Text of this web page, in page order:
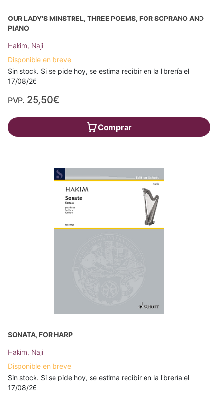
OUR LADY'S MINSTREL, THREE POEMS, FOR SOPRANO AND
PIANO
Hakim, Naji
Disponible en breve
Sin stock. Si se pide hoy, se estima recibir en la librería el
17/08/26
PVP. 25,50€
Comprar
SONATA, FOR HARP
Hakim, Naji
Disponible en breve
Sin stock. Si se pide hoy, se estima recibir en la librería el
17/08/26